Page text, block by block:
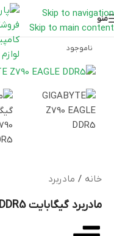
Skip to navigation
Skip to main content
منو
ناموجود
خانه / مادربرد
مادربرد گیگابایت GIGABYTE Z790 EAGLE DDR5